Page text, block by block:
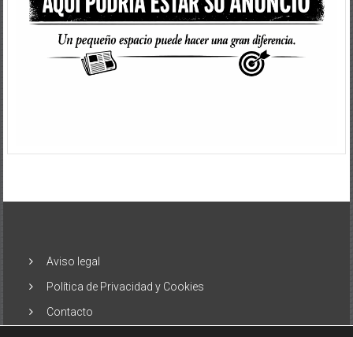
Aviso legal
Política de Privacidad y Cookies
Contacto